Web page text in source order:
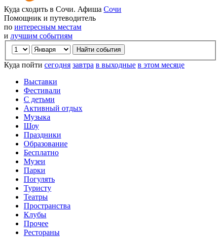
Куда сходить в Сочи. Афиша Сочи
Помощник и путеводитель
по интересным местам
и лучшим событиям
Куда пойти сегодня завтра в выходные в этом месяце
Выставки
Фестивали
С детьми
Активный отдых
Музыка
Шоу
Праздники
Образование
Бесплатно
Музеи
Парки
Погулять
Туристу
Театры
Пространства
Клубы
Прочее
Рестораны